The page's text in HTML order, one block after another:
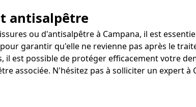
antisalpêtre
ou d'antisalpêtre à Campana, il est
garantir qu'elle ne revienne pas après le
il est possible de protéger efficacement votre
associée. N'hésitez pas à solliciter un expert